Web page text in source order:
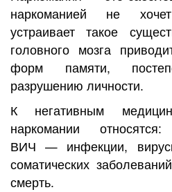
наркоманией не
устраивает такое
головного мозга
форм памяти,
разрушению личности.
К негативным
наркомании относятся:
ВИЧ — инфекции,
соматических
смерть.